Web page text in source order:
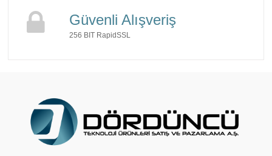
Güvenli Alışveriş
256 BIT RapidSSL